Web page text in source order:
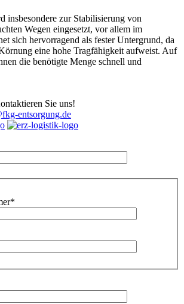
insbesondere zur Stabilisierung von
Wegen eingesetzt, vor allem im
sich hervorragend als fester Untergrund, da
eine hohe Tragfähigkeit aufweist. Auf
die benötigte Menge schnell und
Sie uns!
entsorgung.de
Feld leer.